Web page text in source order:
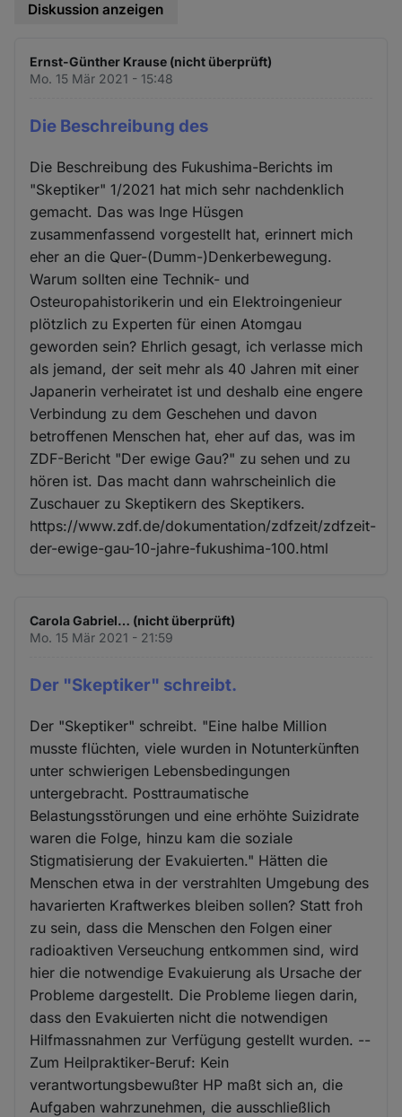
Diskussion anzeigen
Ernst-Günther Krause (nicht überprüft)
Mo. 15 Mär 2021 - 15:48
Die Beschreibung des
Die Beschreibung des Fukushima-Berichts im
"Skeptiker" 1/2021 hat mich sehr nachdenklich
gemacht. Das was Inge Hüsgen
zusammenfassend vorgestellt hat, erinnert mich
eher an die Quer-(Dumm-)Denkerbewegung.
Warum sollten eine Technik- und
Osteuropahistorikerin und ein Elektroingenieur
plötzlich zu Experten für einen Atomgau
geworden sein? Ehrlich gesagt, ich verlasse mich
als jemand, der seit mehr als 40 Jahren mit einer
Japanerin verheiratet ist und deshalb eine engere
Verbindung zu dem Geschehen und davon
betroffenen Menschen hat, eher auf das, was im
ZDF-Bericht "Der ewige Gau?" zu sehen und zu
hören ist. Das macht dann wahrscheinlich die
Zuschauer zu Skeptikern des Skeptikers.
https://www.zdf.de/dokumentation/zdfzeit/zdfzeit-
der-ewige-gau-10-jahre-fukushima-100.html
Carola Gabriel… (nicht überprüft)
Mo. 15 Mär 2021 - 21:59
Der "Skeptiker" schreibt.
Der "Skeptiker" schreibt. "Eine halbe Million
musste flüchten, viele wurden in Notunterkünften
unter schwierigen Lebensbedingungen
untergebracht. Posttraumatische
Belastungsstörungen und eine erhöhte Suizidrate
waren die Folge, hinzu kam die soziale
Stigmatisierung der Evakuierten." Hätten die
Menschen etwa in der verstrahlten Umgebung des
havarierten Kraftwerkes bleiben sollen? Statt froh
zu sein, dass die Menschen den Folgen einer
radioaktiven Verseuchung entkommen sind, wird
hier die notwendige Evakuierung als Ursache der
Probleme dargestellt. Die Probleme liegen darin,
dass den Evakuierten nicht die notwendigen
Hilfmassnahmen zur Verfügung gestellt wurden. --
Zum Heilpraktiker-Beruf: Kein
verantwortungsbewußter HP maßt sich an, die
Aufgaben wahrzunehmen, die ausschließlich